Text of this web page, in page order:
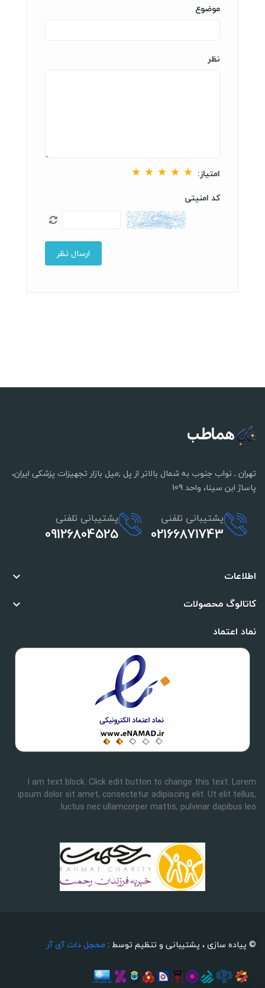
موضوع
نظر
امتیاز: ★
★
★
★
★
کد امنیتی
تهران ـ نواب جنوب به شمال بالاتر از پل ;میل بازار تجهیزات پزشکی ایران،
پاساژ ابن سینا، واحد 109
پشتیبانی تلفنی
02166871743
پشتیبانی تلفنی
09126804525
اطلاعات 
کاتالوگ محصولات 
نماد اعتماد
I am text block. Click edit button to change this text. Lorem
ipsum dolor sit amet, consectetur adipiscing elit. Ut elit tellus,
luctus nec ullamcorper mattis, pulvinar dapibus leo.
© پیاده سازی ، پشتیبانی و تنظیم توسط : محجل دات آی آر